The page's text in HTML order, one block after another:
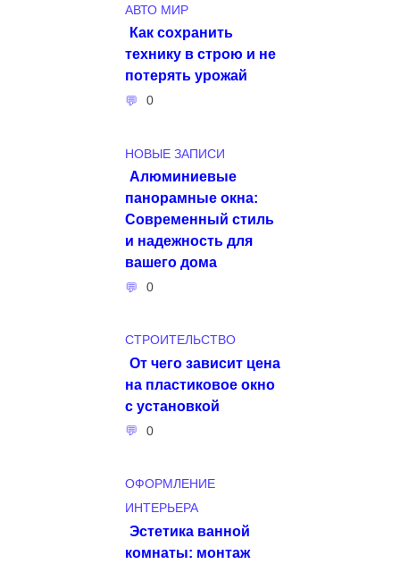
АВТО МИР
Как сохранить
технику в строю и не
потерять урожай
0
НОВЫЕ ЗАПИСИ
Алюминиевые
панорамные окна:
Современный стиль
и надежность для
вашего дома
0
СТРОИТЕЛЬСТВО
От чего зависит цена
на пластиковое окно
с установкой
0
ОФОРМЛЕНИЕ
ИНТЕРЬЕРА
Эстетика ванной
комнаты: монтаж